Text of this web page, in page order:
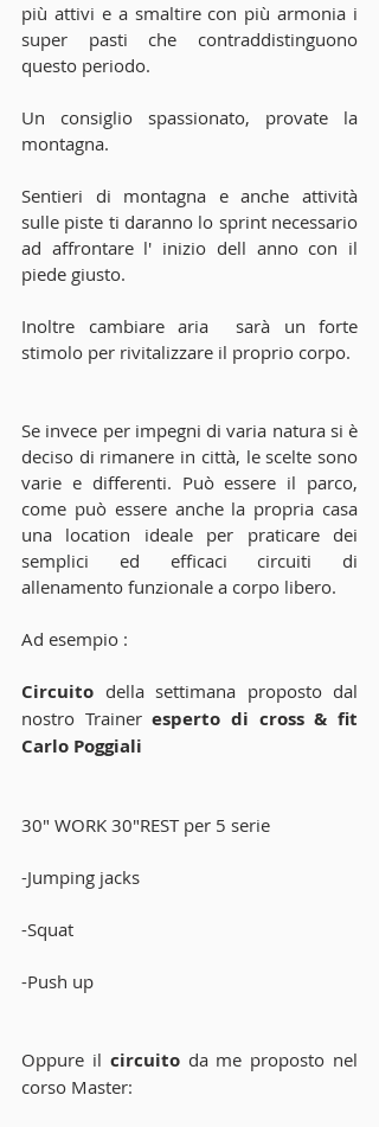
più attivi e a smaltire con più armonia i
super pasti che contraddistinguono
questo periodo.
Un consiglio spassionato, provate la
montagna.
Sentieri di montagna e anche attività
sulle piste ti daranno lo sprint necessario
ad affrontare l' inizio dell anno con il
piede giusto.
Inoltre cambiare aria  sarà un forte
stimolo per rivitalizzare il proprio corpo.
Se invece per impegni di varia natura si è
deciso di rimanere in città, le scelte sono
varie e differenti. Può essere il parco,
come può essere anche la propria casa
una location ideale per praticare dei
semplici ed efficaci circuiti di
allenamento funzionale a corpo libero.
Ad esempio :
Circuito della settimana proposto dal
nostro Trainer esperto di cross & fit
Carlo Poggiali
30" WORK 30"REST per 5 serie
-Jumping jacks
-Squat
-Push up
Oppure il circuito da me proposto nel
corso Master: